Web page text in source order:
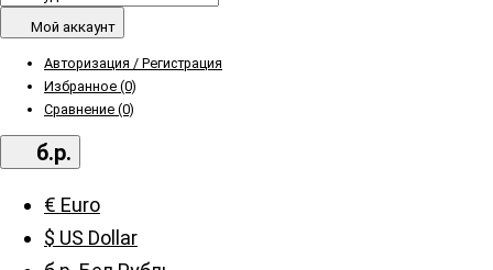
Мой аккаунт
Авторизация / Регистрация
Избранное (0)
Сравнение (0)
б.р.
€ Euro
$ US Dollar